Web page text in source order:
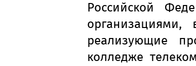
Российской
организациями,
реализующие
колледже